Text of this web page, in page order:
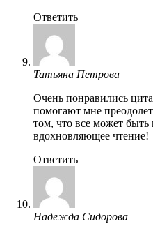
Ответить
Татьяна Петрова
Очень понравились
помогают мне
том, что все может быть
вдохновляющее чтение!
Ответить
Надежда Сидорова